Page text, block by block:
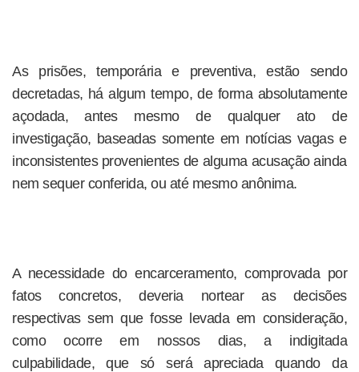
As prisões, temporária e preventiva, estão sendo
decretadas, há algum tempo, de forma absolutamente
açodada, antes mesmo de qualquer ato de
investigação, baseadas somente em notícias vagas e
inconsistentes provenientes de alguma acusação ainda
nem sequer conferida, ou até mesmo anônima.
A necessidade do encarceramento, comprovada por
fatos concretos, deveria nortear as decisões
respectivas sem que fosse levada em consideração,
como ocorre em nossos dias, a indigitada
culpabilidade, que só será apreciada quando da